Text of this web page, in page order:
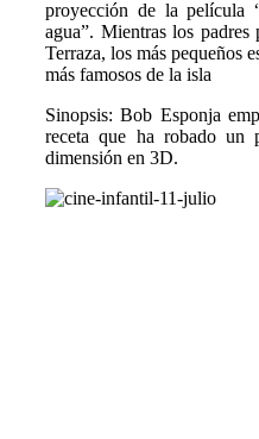
proyección de la película
agua”. Mientras los
Terraza, los más pequeños
más famosos de la isla
Sinopsis: Bob Esponja
receta que ha robado un
dimensión en 3D.